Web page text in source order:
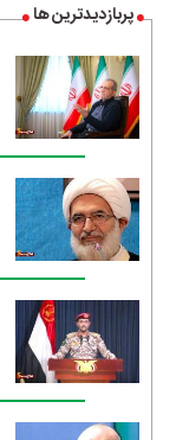
پربازدیدترین ها